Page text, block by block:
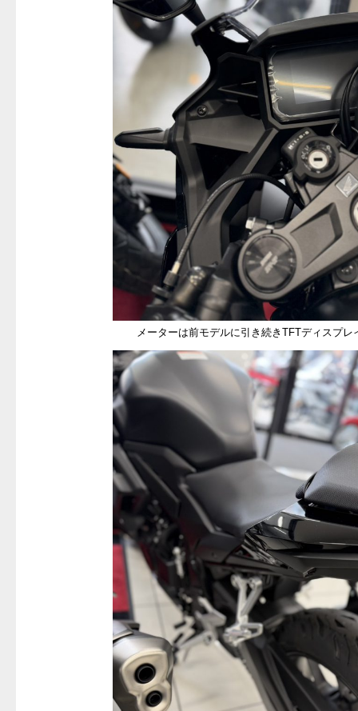
メーターは前モデルに引き続きTFTディスプレ